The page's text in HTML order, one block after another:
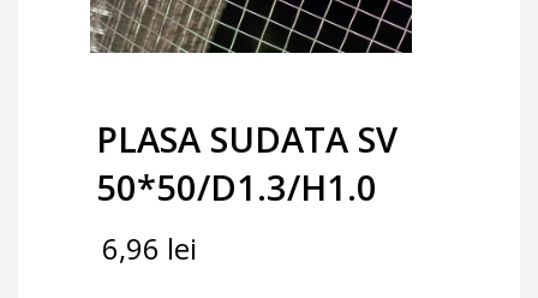
PLASA SUDATA SV
50*50/D1.3/H1.0
6,96 lei